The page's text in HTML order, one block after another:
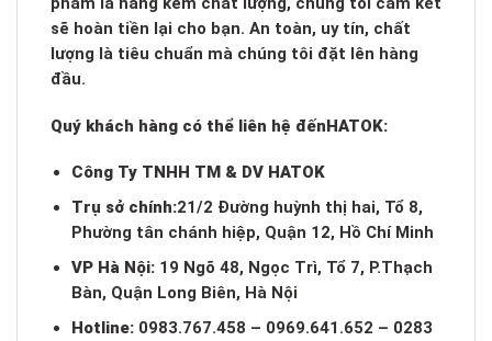
sẽ hoàn tiền lại cho bạn. An toàn, uy tín, chất
lượng là tiêu chuẩn mà chúng tôi đặt lên hàng
đầu.
Quý khách hàng có thể liên hệ đếnHATOK:
Công Ty TNHH TM & DV HATOK
Trụ sở chính:21/2 Đường huỳnh thị hai, Tổ 8,
Phường tân chánh hiệp, Quận 12, Hồ Chí Minh
VP Hà Nội: 19 Ngõ 48, Ngọc Trì, Tổ 7, P.Thạch
Bàn, Quận Long Biên, Hà Nội
Hotline: 0983.767.458 – 0969.641.652 – 0283